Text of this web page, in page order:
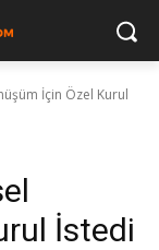
İçin Özel Kurul
İstedi